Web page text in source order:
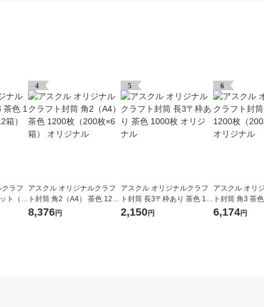
ラフ
ト（2
4
アスクル オリジナルクラフ
ト封筒 角2（A4） 茶色 1200
枚（200枚×6箱） オリジナ
8,376円
5
アスクル オリジナルクラフ
ト封筒 長3〒枠あり 茶色 10
00枚 オリジナル
2,150円
6
アスクル オリ
ト封筒 角3 茶
6,174円